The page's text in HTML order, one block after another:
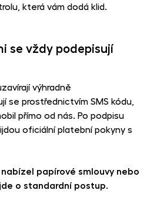
která vám dodá klid.
se vždy podepisují
výhradně
se prostřednictvím SMS kódu,
přímo od nás. Po podpisu
oficiální platební pokyny s
papírové smlouvy nebo
o standardní postup.